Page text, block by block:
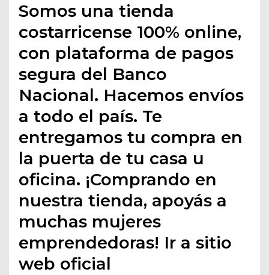
Somos una tienda
costarricense 100% online,
con plataforma de pagos
segura del Banco
Nacional. Hacemos envíos
a todo el país. Te
entregamos tu compra en
la puerta de tu casa u
oficina. ¡Comprando en
nuestra tienda, apoyás a
muchas mujeres
emprendedoras! Ir a sitio
web oficial